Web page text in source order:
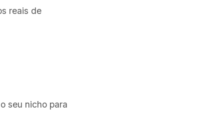
reais de
seu nicho para